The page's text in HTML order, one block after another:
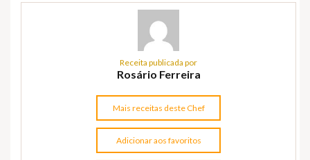
Receita publicada por
Rosário Ferreira
Mais receitas deste Chef
Adicionar aos favoritos